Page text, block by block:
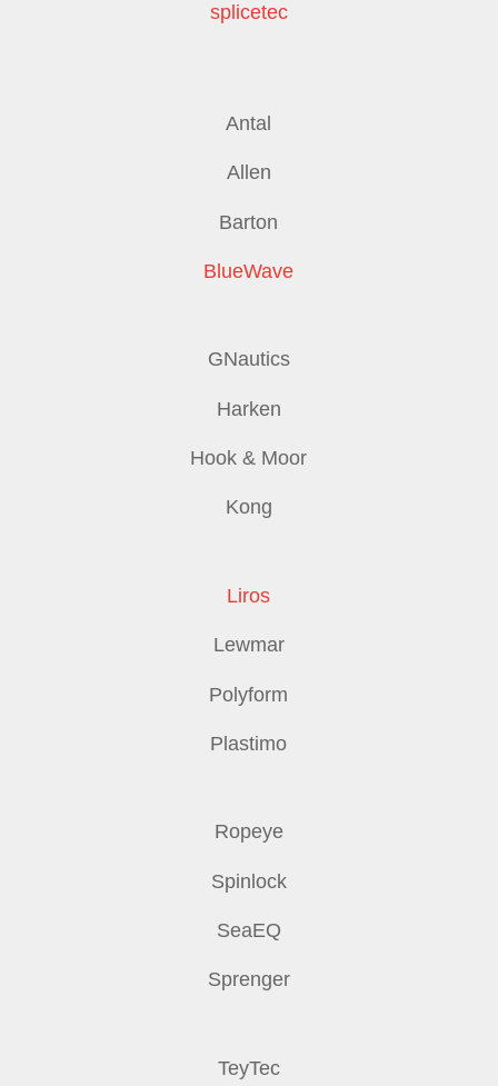
splicetec
Antal
Allen
Barton
BlueWave
GNautics
Harken
Hook & Moor
Kong
Liros
Lewmar
Polyform
Plastimo
Ropeye
Spinlock
SeaEQ
Sprenger
TeyTec